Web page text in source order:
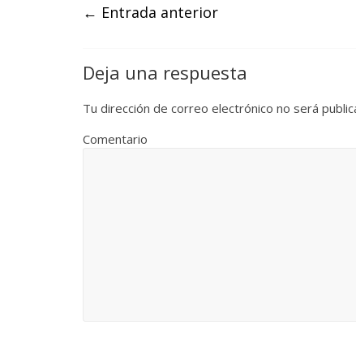
← Entrada anterior
Deja una respuesta
Tu dirección de correo electrónico no será
Comentario